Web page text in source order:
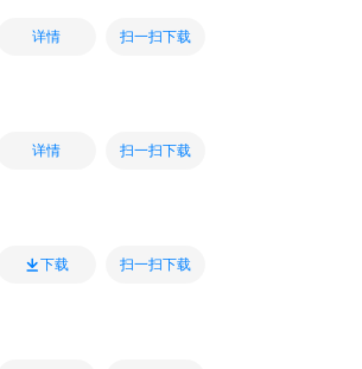
详情 扫一扫下载
详情 扫一扫下载
下载 扫一扫下载